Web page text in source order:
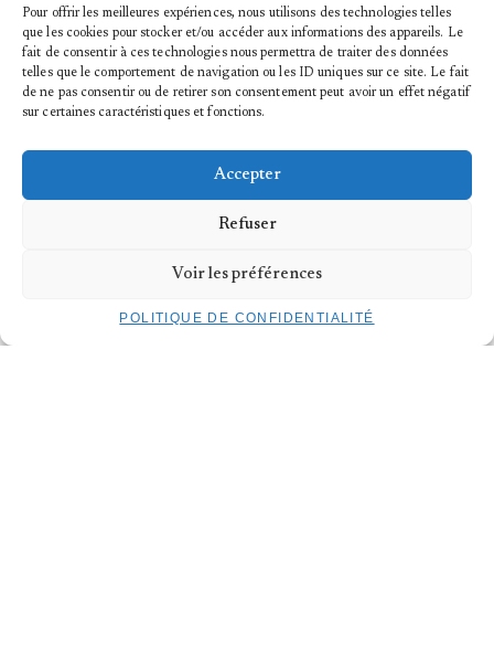
Pour offrir les meilleures expériences, nous utilisons des technologies telles
que les cookies pour stocker et/ou accéder aux informations des appareils. Le
fait de consentir à ces technologies nous permettra de traiter des données
telles que le comportement de navigation ou les ID uniques sur ce site. Le fait
de ne pas consentir ou de retirer son consentement peut avoir un effet négatif
sur certaines caractéristiques et fonctions.
Accepter
Refuser
Voir les préférences
POLITIQUE DE CONFIDENTIALITÉ
INFORMATIONS PRATIQUES
HORAIRES
à partir de 19h (ouverture des portes à 18:30)
WORK IN PROGRESS
> DANSE | La Soif – Pascaline Zahui
> DANSE | MARDOM – Sina Saberi